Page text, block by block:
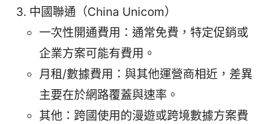
中國聯通（China Unicom）
一次性開通費用：通常免費，特定促銷或
企業方案可能有費用。
月租/數據費用：與其他運營商相近，差異
主要在於網路覆蓋與速率。
其他：跨國使用的漫遊或跨境數據方案費